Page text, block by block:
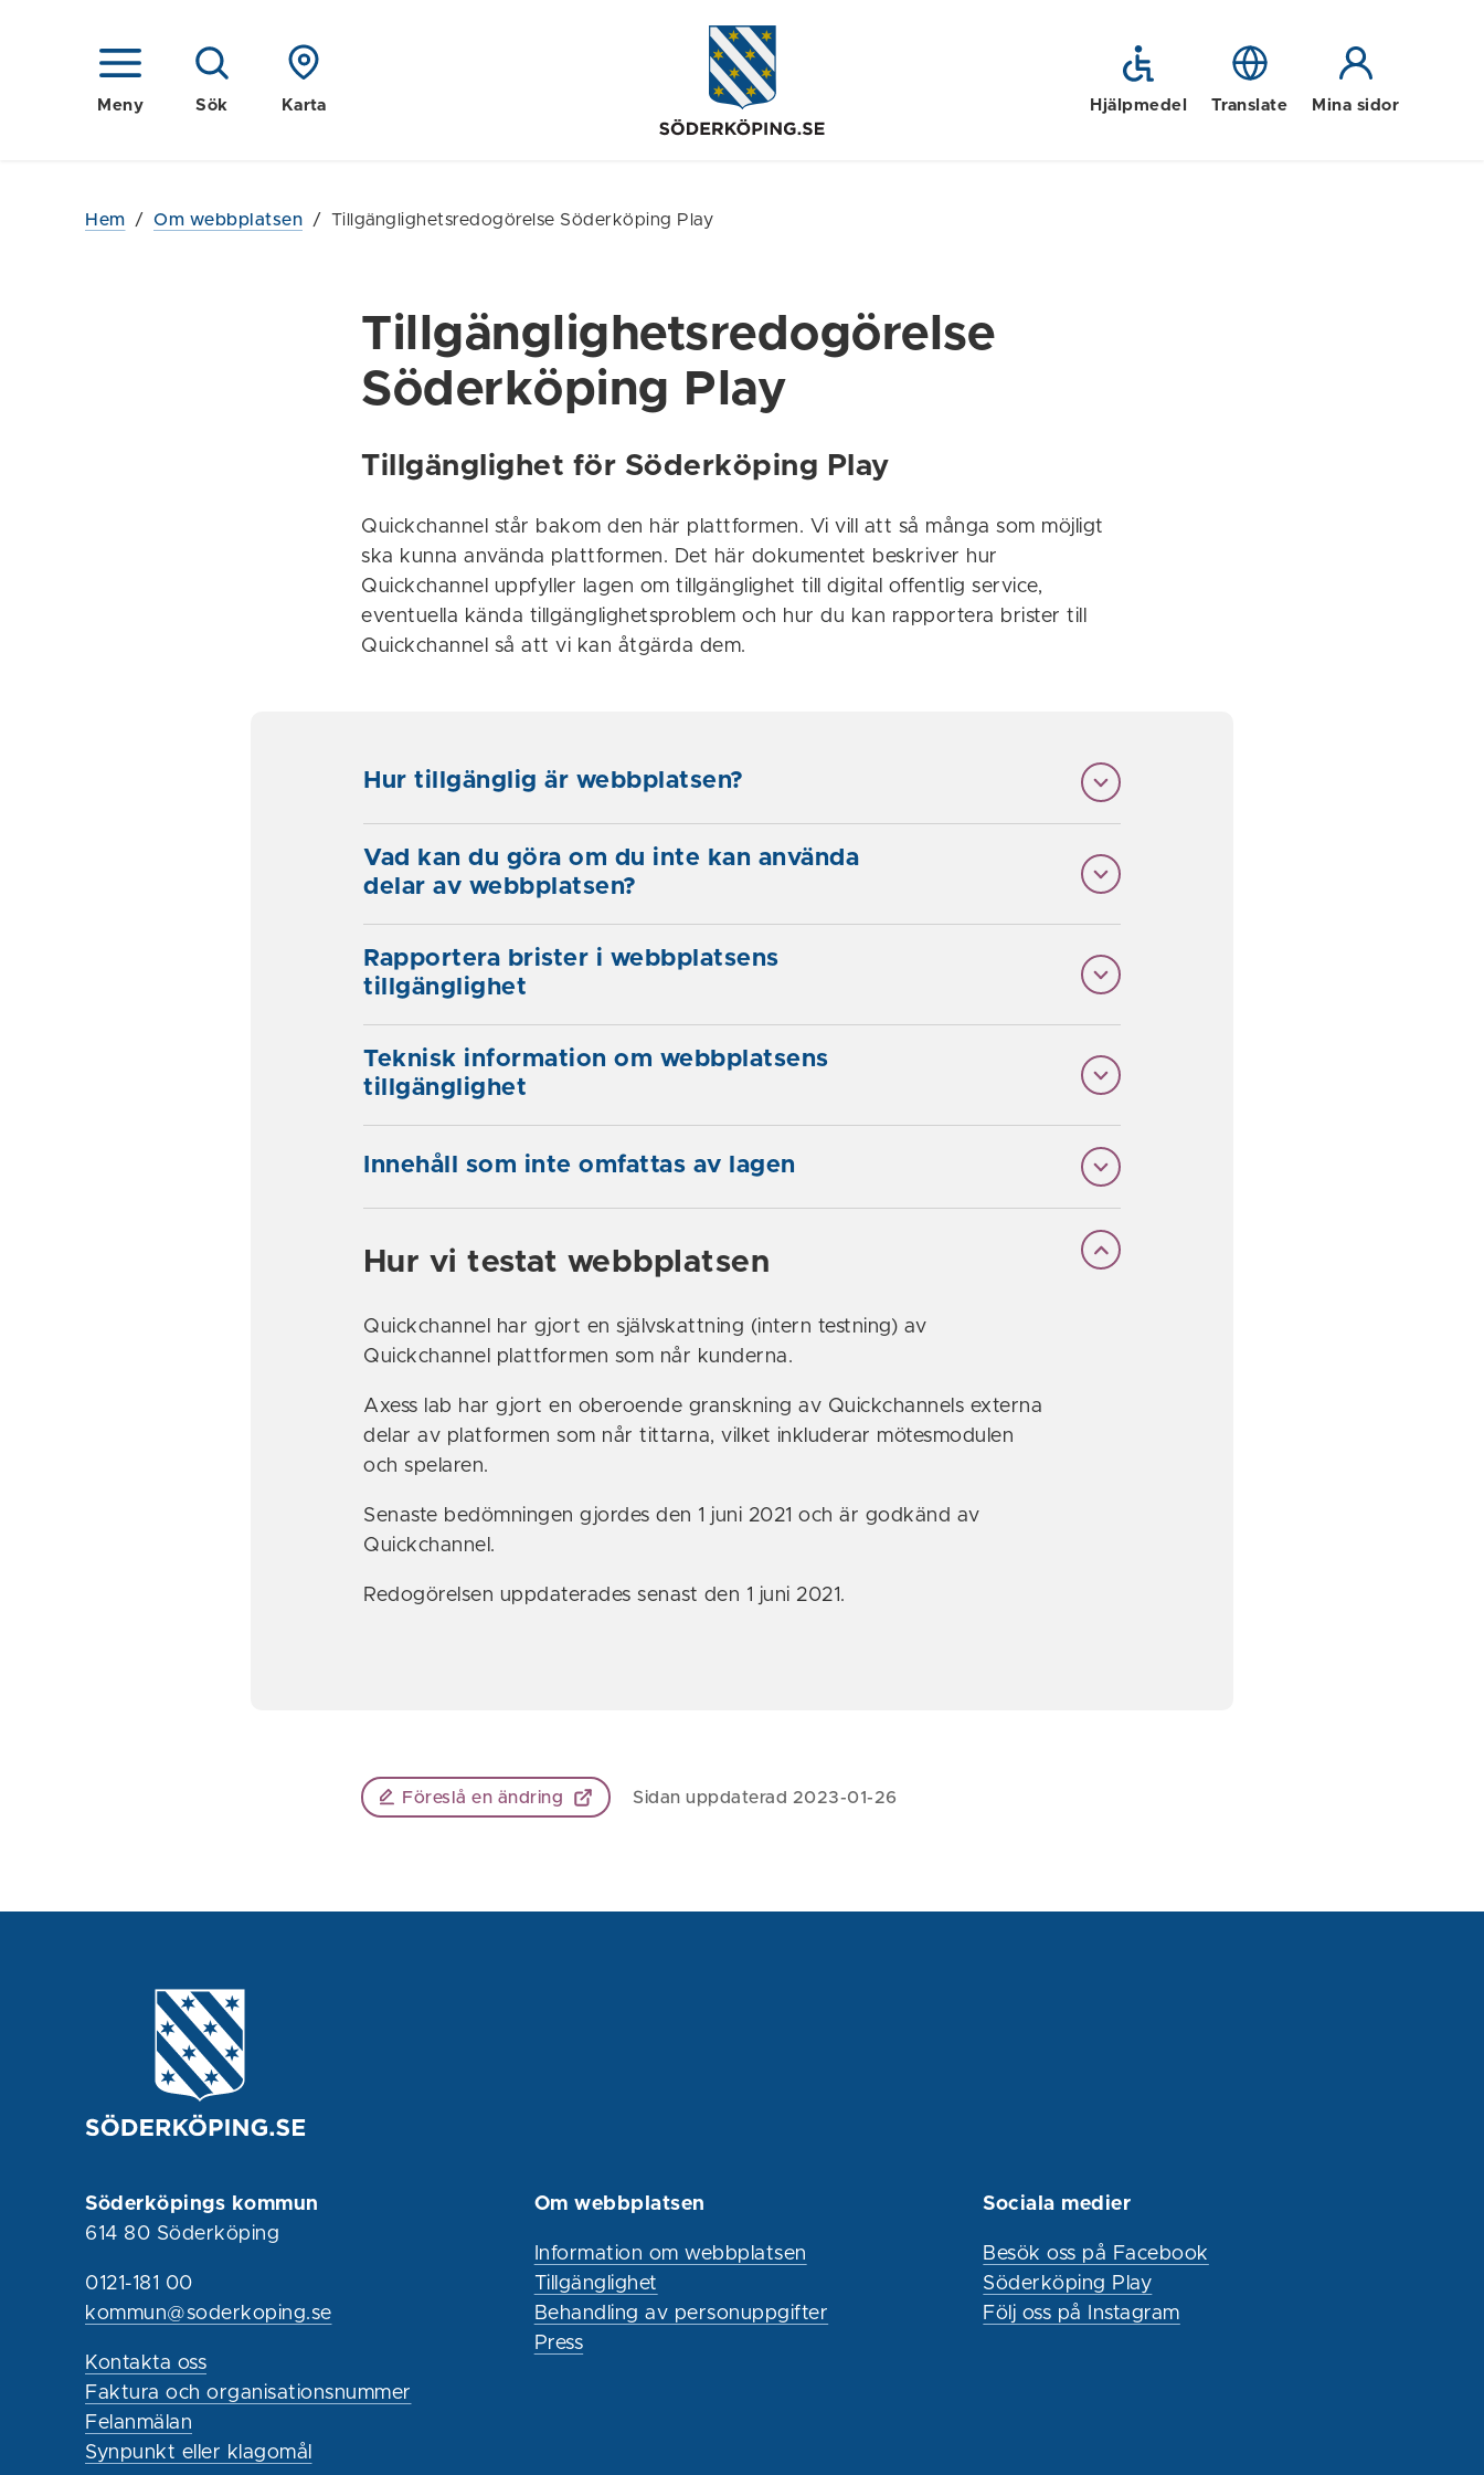
Meny Sök Karta Hjälpmedel Translate Mina sidor
Hem / Om webbplatsen / Tillgänglighetsredogörelse Söderköping Play
Tillgänglighetsredogörelse
Söderköping Play
Tillgänglighet för Söderköping Play
Quickchannel står bakom den här plattformen. Vi vill att så många som möjligt
ska kunna använda plattformen. Det här dokumentet beskriver hur
Quickchannel uppfyller lagen om tillgänglighet till digital offentlig service,
eventuella kända tillgänglighetsproblem och hur du kan rapportera brister till
Quickchannel så att vi kan åtgärda dem.
Hur tillgänglig är webbplatsen?
Vad kan du göra om du inte kan använda
delar av webbplatsen?
Rapportera brister i webbplatsens
tillgänglighet
Teknisk information om webbplatsens
tillgänglighet
Innehåll som inte omfattas av lagen
Hur vi testat webbplatsen
Quickchannel har gjort en självskattning (intern testning) av
Quickchannel plattformen som når kunderna.
Axess lab har gjort en oberoende granskning av Quickchannels externa
delar av platformen som når tittarna, vilket inkluderar mötesmodulen
och spelaren.
Senaste bedömningen gjordes den 1 juni 2021 och är godkänd av
Quickchannel.
Redogörelsen uppdaterades senast den 1 juni 2021.
Föreslå en ändring Sidan uppdaterad 2023-01-26
Söderköpings kommun
614 80 Söderköping
0121-181 00
kommun@soderkoping.se
Kontakta oss
Faktura och organisationsnummer
Felanmälan
Synpunkt eller klagomål
Om webbplatsen
Information om webbplatsen
Tillgänglighet
Behandling av personuppgifter
Press
Sociala medier
Besök oss på Facebook
Söderköping Play
Följ oss på Instagram